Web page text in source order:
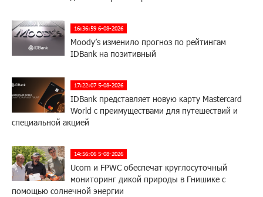
16:36:59 6-08-2026
Moody’s изменило прогноз по рейтингам
IDBank на позитивный
17:22:07 5-08-2026
IDBank представляет новую карту Mastercard
World с преимуществами для путешествий и
специальной акцией
14:56:06 5-08-2026
Ucom и FPWC обеспечат круглосуточный
мониторинг дикой природы в Гнишике с
помощью солнечной энергии